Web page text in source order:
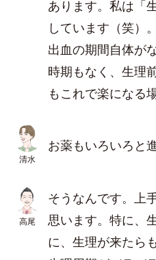
あります。私は「
しています（笑）
出血の期間自体が
時期もなく、生理
もこれで楽になる
清水
お薬もいろいろと
高尾
そうなんです。上
思います。特に、
に、生理が来たら